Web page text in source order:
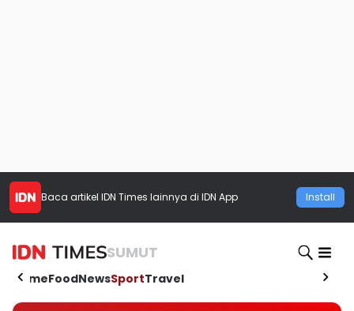
Baca artikel IDN Times lainnya di IDN App Install
SUMUT
HomeFoodNewsSportTravel